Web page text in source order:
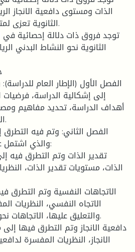
الذات ومستوى دافعية الانجاز
الثانوية تعزى
الثانوية نحو النشاط البدني
إلى إشكالية الدراسة، فرضيات
أهداف الدراسة، تحديد مفاهيم
الفصل الثاني: وتم فيه التطرق
والذي اشتمل
الذات، مستويات تقدير الذات،
الاتجاه النفسي، النظريات
والتعليق عليها، الاتجاهات
الانجاز، النظريات المفسرة